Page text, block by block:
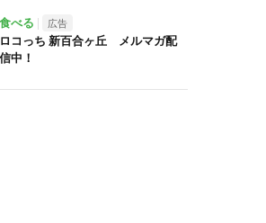
食べる 広告
ロコっち 新百合ヶ丘 メルマガ配
信中！